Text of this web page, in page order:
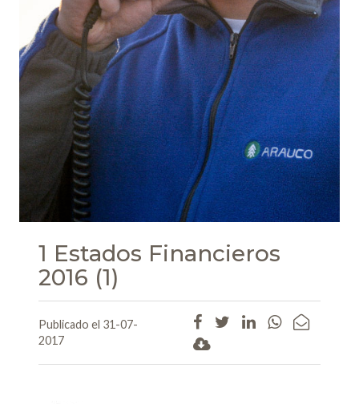
1 Estados Financieros
2016 (1)
Publicado el 31-07-
2017